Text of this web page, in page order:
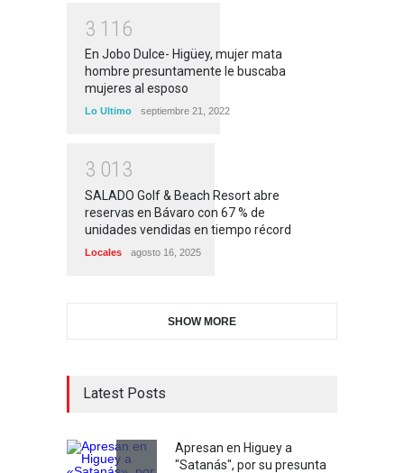
3 1 1 6
En Jobo Dulce- Higüey, mujer mata
hombre presuntamente le buscaba
mujeres al esposo
Lo Ultimo septiembre 21, 2022
3 01 3
SALADO Golf & Beach Resort abre
reservas en Bávaro con 67 % de
unidades vendidas en tiempo récord
Locales agosto 16, 2025
SHOW MORE
Latest Posts
Apresan en Higuey a
"Satanás", por su presunta